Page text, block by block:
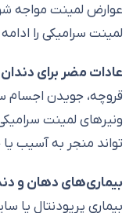
عوارض لمینت مواجه
لمینت سرامیکی را
عادات مضر برای
قروچه، جویدن اجسام
ونیرهای لمینت
تواند منجر به آسیب
بیماری‌های دهان و
بیماری پریودنتال یا